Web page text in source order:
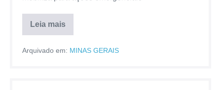
Leia mais
Arquivado em: MINAS GERAIS